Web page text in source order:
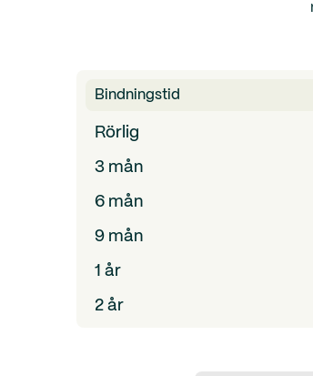
Bindningstid
Rörlig
3 mån
6 mån
9 mån
1 år
2 år